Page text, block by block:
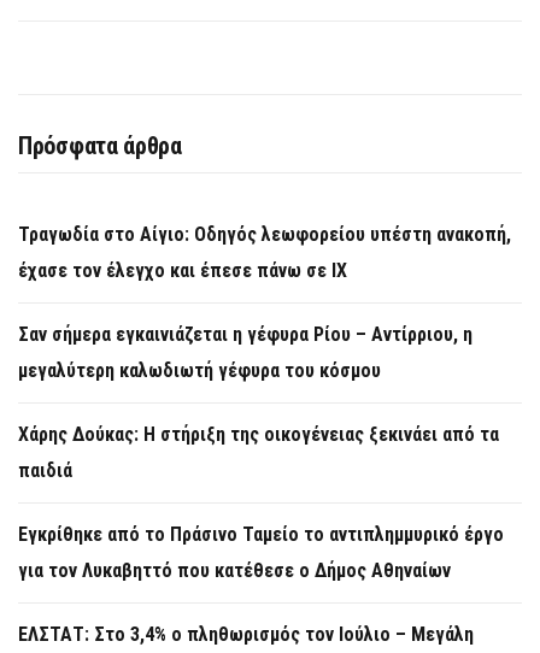
Πρόσφατα άρθρα
Τραγωδία στο Αίγιο: Οδηγός λεωφορείου υπέστη ανακοπή,
έχασε τον έλεγχο και έπεσε πάνω σε ΙΧ
Σαν σήμερα εγκαινιάζεται η γέφυρα Ρίου – Αντίρριου, η
μεγαλύτερη καλωδιωτή γέφυρα του κόσμου
Χάρης Δούκας: Η στήριξη της οικογένειας ξεκινάει από τα
παιδιά
Εγκρίθηκε από το Πράσινο Ταμείο το αντιπλημμυρικό έργο
για τον Λυκαβηττό που κατέθεσε ο Δήμος Αθηναίων
ΕΛΣΤΑΤ: Στο 3,4% ο πληθωρισμός τον Ιούλιο – Μεγάλη